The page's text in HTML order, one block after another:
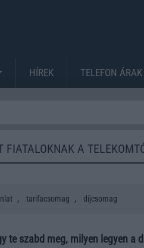
HÍREK TELEFON ÁRAK
A
, tarifacsomag , díjcsomag
te szabd meg, milyen legyen a